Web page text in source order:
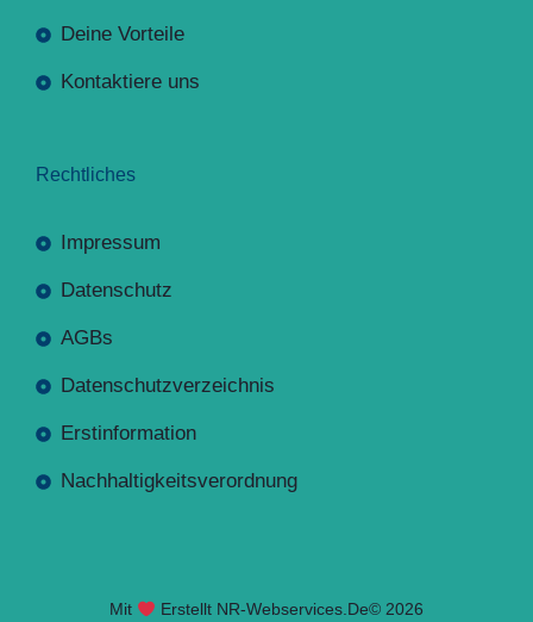
Deine Vorteile
Kontaktiere uns
Rechtliches
Impressum
Datenschutz
AGBs
Datenschutzverzeichnis
Erstinformation
Nachhaltigkeitsverordnung
Mit Erstellt NR-Webservices.de© 2026